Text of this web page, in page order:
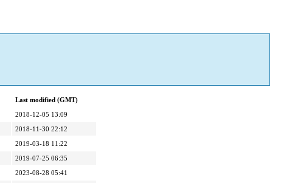
Last modified (GMT)
2018-12-05 13:09
2018-11-30 22:12
2019-03-18 11:22
2019-07-25 06:35
2023-08-28 05:41